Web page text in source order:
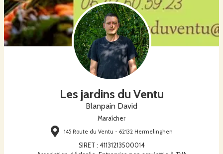
Les jardins du Ventu
Blanpain David
Maraîcher
145 Route du Ventu - 62132 Hermelinghen
SIRET : 41131213500014